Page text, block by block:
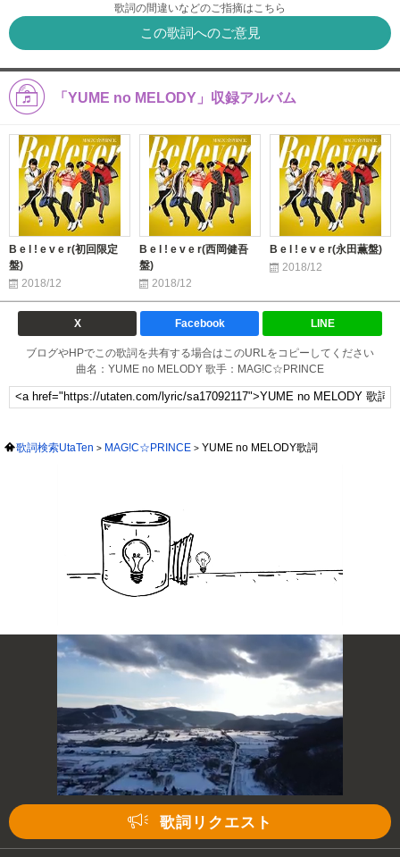
歌詞の間違いなどのご指摘はこちら
この歌詞へのご意見
「YUME no MELODY」収録アルバム
B e l ! e v e r(初回限定
盤)
2018/12
B e l ! e v e r(西岡健吾
盤)
2018/12
B e l ! e v e r(永田薫盤)
2018/12
X Facebook LINE
ブログやHPでこの歌詞を共有する場合はこのURLをコピーしてください
曲名：YUME no MELODY 歌手：MAG!C☆PRINCE
歌詞検索UtaTen MAG!C☆PRINCE YUME no MELODY歌詞
歌詞リクエスト